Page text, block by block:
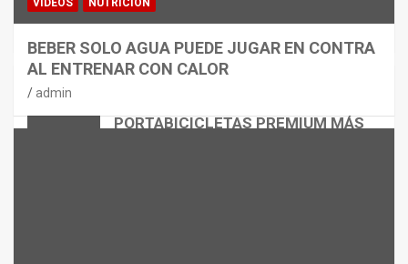
PORTABICICLETAS PREMIUM MÁS
VÍDEOS NUTRICIÓN
BEBER SOLO AGUA PUEDE JUGAR EN CONTRA
AL ENTRENAR CON CALOR
admin